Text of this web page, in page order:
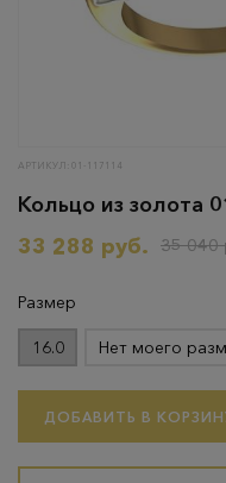
АРТИКУЛ: 01-117114
Кольцо из золота
33 288 руб.
35 040
Размер
16.0 Нет моего
ДОБАВИТЬ В